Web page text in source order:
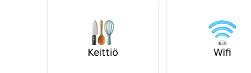
Keittiö Wifi